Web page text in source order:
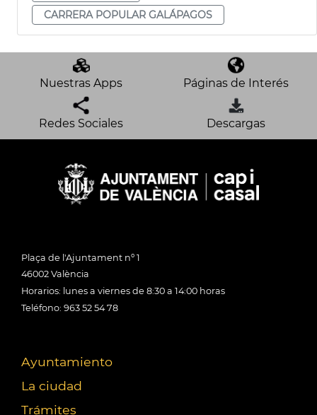
CARRERA POPULAR GALÁPAGOS
Nuestras Apps Páginas de Interés
Redes Sociales Descargas
Plaça de l'Ajuntament nº 1
46002 València
Horarios: lunes a viernes de 8:30 a 14:00 horas
Teléfono: 963 52 54 78
Ayuntamiento
La ciudad
Trámites